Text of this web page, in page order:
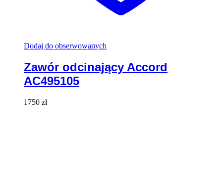
Dodaj do obserwowanych
Zawór odcinający Accord
AC495105
1750 zł